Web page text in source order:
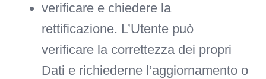
verificare e chiedere la
rettificazione. L’Utente può
verificare la correttezza dei propri
Dati e richiederne l’aggiornamento o